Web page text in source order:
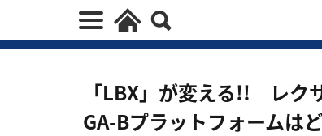
「LBX」が変える!! レク
GA-Bプラットフォームは